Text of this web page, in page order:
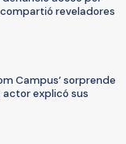
reveladores
Campus’ sorprende
actor explicó sus